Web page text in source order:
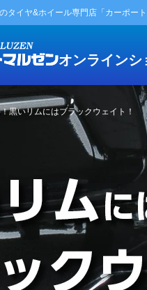
タイヤ&ホイール専門店「カーポート
オンラインシ
黒いリムにはブラックウェイト！